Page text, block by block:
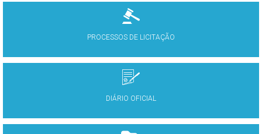
PROCESSOS DE LICITAÇÃO
DIÁRIO OFICIAL